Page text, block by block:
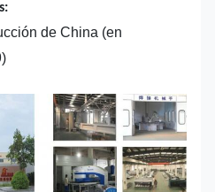
de China (en